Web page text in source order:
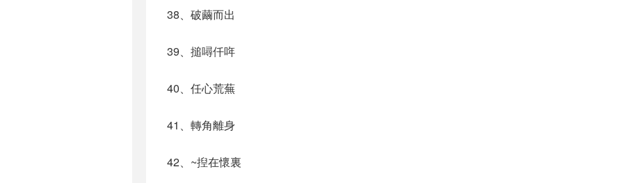
38、破繭而出
39、搥噚仟哖
40、任心荒蕪
41、轉角離身
42、~揑在懷裏